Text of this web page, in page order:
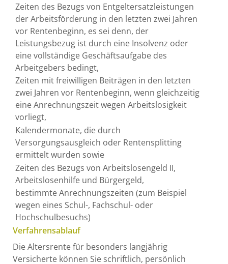
Zeiten des Bezugs von Entgeltersatzleistungen
der Arbeitsförderung in den letzten zwei Jahren
vor Rentenbeginn, es sei denn, der
Leistungsbezug ist durch eine Insolvenz oder
eine vollständige Geschäftsaufgabe des
Arbeitgebers bedingt,
Zeiten mit freiwilligen Beiträgen in den letzten
zwei Jahren vor Rentenbeginn, wenn gleichzeitig
eine Anrechnungszeit wegen Arbeitslosigkeit
vorliegt,
Kalendermonate, die durch
Versorgungsausgleich oder Rentensplitting
ermittelt wurden sowie
Zeiten des Bezugs von Arbeitslosengeld II,
Arbeitslosenhilfe und Bürgergeld,
bestimmte Anrechnungszeiten (zum Beispiel
wegen eines Schul-, Fachschul- oder
Hochschulbesuchs)
Verfahrensablauf
Die Altersrente für besonders langjährig
Versicherte können Sie schriftlich, persönlich